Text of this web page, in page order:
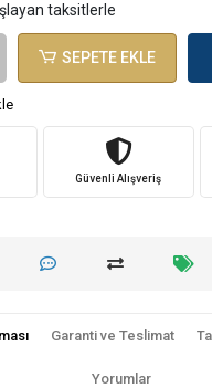
taksitlerle
SEPETE EKLE
Güvenli Alışveriş
Garanti ve Teslimat
Yorumlar